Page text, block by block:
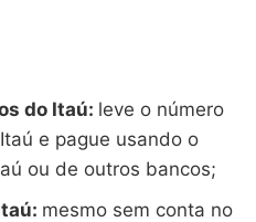
do Itaú: leve o número
e pague usando o
ou de outros bancos;
mesmo sem conta no